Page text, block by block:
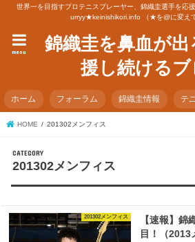
世界一を目指すプロテニスプレーヤー、錦織圭選手を応
urryy★keinishikori.info （★を@に変えて
錦織圭を鼻血が
援し続ける
menu
ホーム フォーラム 錦織圭情報 テ
HOME 201302メンフィス
201302メンフィス
201302メンフィス
【速報】錦
目！（2013